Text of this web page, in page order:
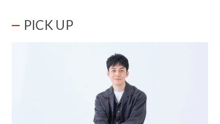
PICK UP